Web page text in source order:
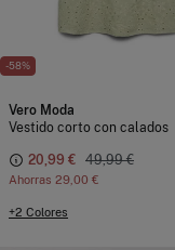
-58%
Vero Moda
Vestido corto con calados
20,99 € 49,99 €
Ahorras 29,00 €
+2 Colores